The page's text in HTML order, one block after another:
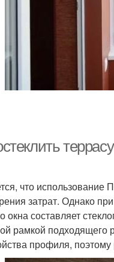
что
затрат. Однако
окна составляет
рамкой
профиля,